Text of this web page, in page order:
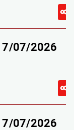
07/2026
07/2026